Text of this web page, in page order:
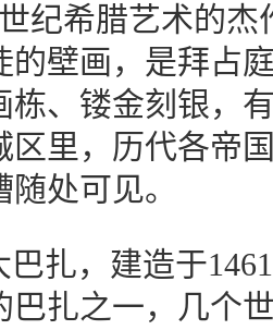
纪希腊艺术的
的壁画，是拜占
栋、镂金刻银，
区里，历代各帝
处可见。
扎，建造于
巴扎之一，几个